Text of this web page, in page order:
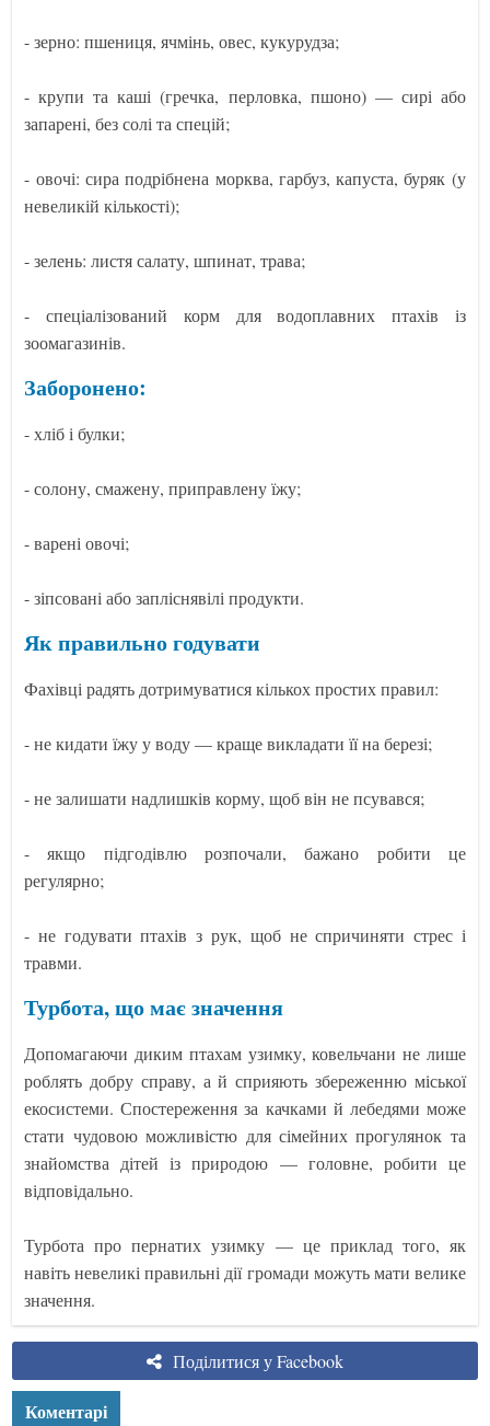
- зерно: пшениця, ячмінь, овес, кукурудза;
- крупи та каші (гречка, перловка, пшоно) — сирі або
запарені, без солі та спецій;
- овочі: сира подрібнена морква, гарбуз, капуста, буряк (у
невеликій кількості);
- зелень: листя салату, шпинат, трава;
- спеціалізований корм для водоплавних птахів із
зоомагазинів.
Заборонено:
- хліб і булки;
- солону, смажену, приправлену їжу;
- варені овочі;
- зіпсовані або запліснявілі продукти.
Як правильно годувати
Фахівці радять дотримуватися кількох простих правил:
- не кидати їжу у воду — краще викладати її на березі;
- не залишати надлишків корму, щоб він не псувався;
- якщо підгодівлю розпочали, бажано робити це
регулярно;
- не годувати птахів з рук, щоб не спричиняти стрес і
травми.
Турбота, що має значення
Допомагаючи диким птахам узимку, ковельчани не лише
роблять добру справу, а й сприяють збереженню міської
екосистеми. Спостереження за качками й лебедями може
стати чудовою можливістю для сімейних прогулянок та
знайомства дітей із природою — головне, робити це
відповідально.
Турбота про пернатих узимку — це приклад того, як
навіть невеликі правильні дії громади можуть мати велике
значення.
Поділитися у Facebook
Коментарі